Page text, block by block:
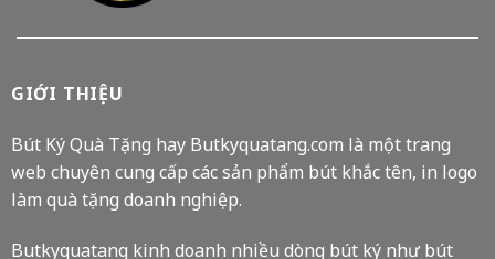
GIỚI THIỆU
Bút Ký Quà Tặng hay Butkyquatang.com là một trang
web chuyên cung cấp các sản phẩm bút khắc tên, in logo
làm quà tặng doanh nghiệp.
Butkyquatang kinh doanh nhiều dòng bút ký như bút